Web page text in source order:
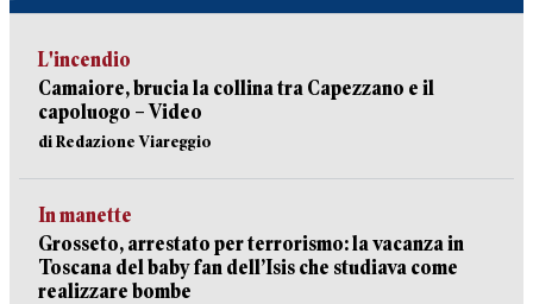
L'incendio
Camaiore, brucia la collina tra Capezzano e il
capoluogo – Video
di Redazione Viareggio
In manette
Grosseto, arrestato per terrorismo: la vacanza in
Toscana del baby fan dell’Isis che studiava come
realizzare bombe